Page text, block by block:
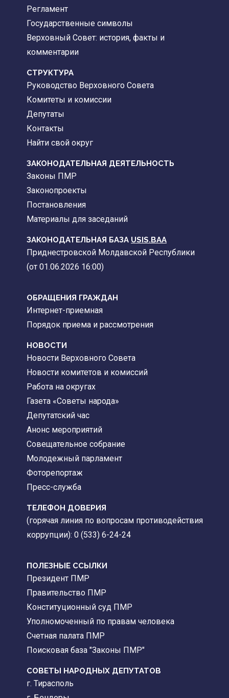
Регламент
Государственные символы
Верховный Совет: история, факты и
комментарии
CТРУКТУРА
Руководство Верховного Совета
Комитеты и комиссии
Депутаты
Контакты
Найти свой округ
ЗАКОНОДАТЕЛЬНАЯ ДЕЯТЕЛЬНОСТЬ
Законы ПМР
Законопроекты
Постановления
Материалы для заседаний
ЗАКОНОДАТЕЛЬНАЯ БАЗА USIS.BAA
Приднестровской Молдавской Республики
(от 01.06.2026 16:00)
ОБРАЩЕНИЯ ГРАЖДАН
Интернет-приемная
Порядок приема и рассмотрения
НОВОСТИ
Новости Верховного Совета
Новости комитетов и комиссий
Работа на округах
Газета «Советы народа»
Депутатский час
Анонс мероприятий
Совещательное собрание
Молодежный парламент
Фоторепортаж
Пресс-служба
ТЕЛЕФОН ДОВЕРИЯ
(горячая линия по вопросам противодействия
коррупции): 0 (533) 6-24-24
ПОЛЕЗНЫЕ ССЫЛКИ
Президент ПМР
Правительство ПМР
Конституционный суд ПМР
Уполномоченный по правам человека
Счетная палата ПМР
Поисковая база "Законы ПМР"
СОВЕТЫ НАРОДНЫХ ДЕПУТАТОВ
г. Тирасполь